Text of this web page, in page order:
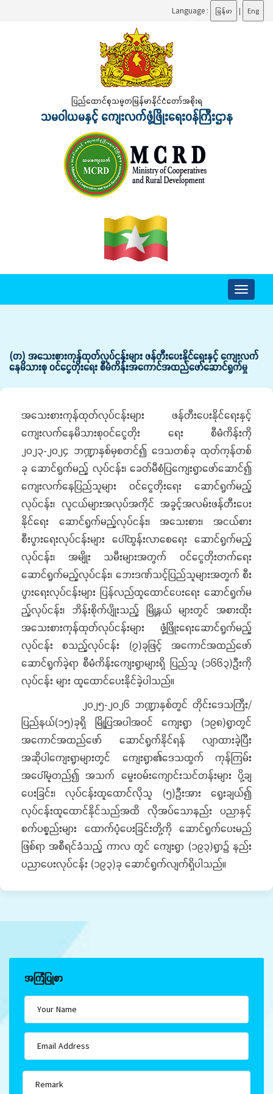
Language : မြန်မာ | Eng
ပြည်ထောင်စုသမ္မတမြန်မာနိုင်ငံတော်အစိုးရ
သမဝါယမနှင့် ကျေးလက်ဖွံ့ဖြိုးရေးဝန်ကြီးဌာန
Toggle
(တ) အသေးစားကုန်ထုတ်လုပ်ငန်းများ ဖန်တီးပေးနိုင်ရေးနှင့် ကျေးလက်
နေမိသားစု ဝင်ငွေတိုးရေး စီမံကိန်းအကောင်အထည်ဖော်ဆောင်ရွက်မှု
အသေးစားကုန်ထုတ်လုပ်ငန်းများ ဖန်တီးပေးနိုင်ရေးနှင့်
ကျေးလက်နေမိသားစုဝင်ငွေတိုး ရေး စီမံကိန်းကို
၂၀၂၃-၂၀၂၄ ဘဏ္ဍာနှစ်မှစတင်၍ ဒေသတစ်ခု ထုတ်ကုန်တစ်
ခု ဆောင်ရွက်မည့် လုပ်ငန်း၊ ခေတ်မီစံပြကျေးရွာဖော်ဆောင်၍
ကျေးလက်နေပြည်သူများ ဝင်ငွေတိုးရေး ဆောင်ရွက်မည့်
လုပ်ငန်း၊ လူငယ်များအလုပ်အကိုင် အခွင့်အလမ်းဖန်တီးပေး
နိုင်ရေး ဆောင်ရွက်မည့်လုပ်ငန်း၊ အသေးစား၊ အငယ်စား
စီးပွားရေးလုပ်ငန်းများ ပေါ်ထွန်းလာစေရေး ဆောင်ရွက်မည့်
လုပ်ငန်း၊ အမျိုး သမီးများအတွက် ဝင်ငွေတိုးတက်ရေး
ဆောင်ရွက်မည့်လုပ်ငန်း၊ ဘေးဒဏ်သင့်ပြည်သူများအတွက် စီး
ပွားရေးလုပ်ငန်းများ ပြန်လည်ထူထောင်ပေးရေး ဆောင်ရွက်မ
ည့်လုပ်ငန်း၊ ဘိန်းစိုက်ပျိုးသည့် မြို့နယ် များတွင် အစားထိုး
အသေးစားကုန်ထုတ်လုပ်ငန်းများ ဖွံ့ဖြိုးရေးဆောင်ရွက်မည့်
လုပ်ငန်း စသည့်လုပ်ငန်း (၇)ခုဖြင့် အကောင်အထည်ဖော်
ဆောင်ရွက်ခဲ့ရာ စီမံကိန်းကျေးရွာများရှိ ပြည်သူ (၁၆၆၃)ဦးကို
လုပ်ငန်း များ ထူထောင်ပေးနိုင်ခဲ့ပါသည်။
၂၀၂၅-၂၀၂၆ ဘဏ္ဍာနှစ်တွင် တိုင်းဒေသကြီး/
ပြည်နယ်(၁၅)ခုရှိ မြို့ပြအပါအဝင် ကျေးရွာ (၁၉၈)ရွာတွင်
အကောင်အထည်ဖော် ဆောင်ရွက်နိုင်​ရန် လျာထားခဲ့ပြီး
အဆိုပါကျေးရွာများတွင် ကျေးရွာ၏ဒေသထွက် ကုန်ကြမ်း
အပေါ်မူတည်၍ အသက် မွေးဝမ်းကျောင်းသင်တန်းများ ပို့ချ
ပေးခြင်း၊ လုပ်ငန်းထူထောင်လိုသူ (၅)ဦးအား ရွေးချယ်၍
လုပ်ငန်းထူထောင်နိုင်သည်အထိ လိုအပ်သောနည်း ပညာနှင့်
စက်ပစ္စည်းများ ထောက်ပံ့ပေးခြင်းတို့ကို ဆောင်ရွက်ပေးမည်
ဖြစ်ရာ အစီရင်ခံသည့် ကာလ တွင် ကျေးရွာ (၁၉၃)ရွာ၌ နည်း
ပညာပေးလုပ်ငန်း (၁၉၃)ခု ဆောင်ရွက်လျက်ရှိပါသည်။
အကြံပြုစာ